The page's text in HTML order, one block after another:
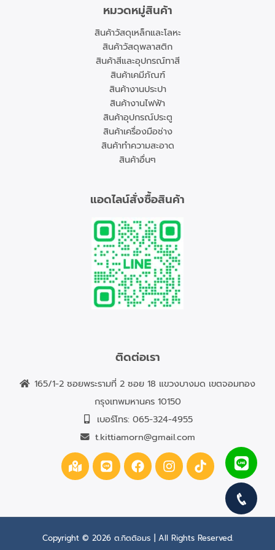
หมวดหมู่สินค้า
สินค้าวัสดุเหล็กและโลหะ
สินค้าวัสดุพลาสติก
สินค้าสีและอุปกรณ์ทาสี
สินค้าเคมีภัณฑ์
สินค้างานประปา
สินค้างานไฟฟ้า
สินค้าอุปกรณ์ประตู
สินค้าเครื่องมือช่าง
สินค้าทำความสะอาด
สินค้าอื่นๆ
แอดไลน์สั่งซื้อสินค้า
ติดต่อเรา
165/1-2 ซอยพระรามที่ 2 ซอย 18 แขวงบางมด เขตจอมทอง
กรุงเทพมหานคร 10150
เบอร์โทร: 065-324-4955
t.kittiamorn@gmail.com
Copyright © 2026 ต.กิตติอมร | All Rights Reserved.